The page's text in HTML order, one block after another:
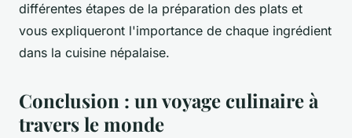
différentes étapes de la préparation des plats et
vous expliqueront l'importance de chaque ingrédient
dans la cuisine népalaise.
Conclusion : un voyage culinaire à
travers le monde